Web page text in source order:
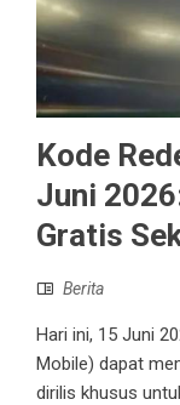
Kode
Juni
Gratis
Berita
Hari ini, 15 Juni
Mobile) dapat
dirilis khusus